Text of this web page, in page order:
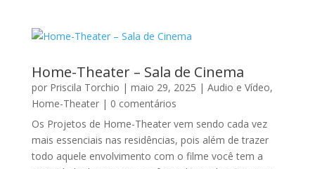
Home-Theater – Sala de Cinema
por Priscila Torchio | maio 29, 2025 | Audio e Vídeo,
Home-Theater| 0 comentários
Os Projetos de Home-Theater vem sendo cada vez
mais essenciais nas residências, pois além de trazer
todo aquele envolvimento com o filme você tem a